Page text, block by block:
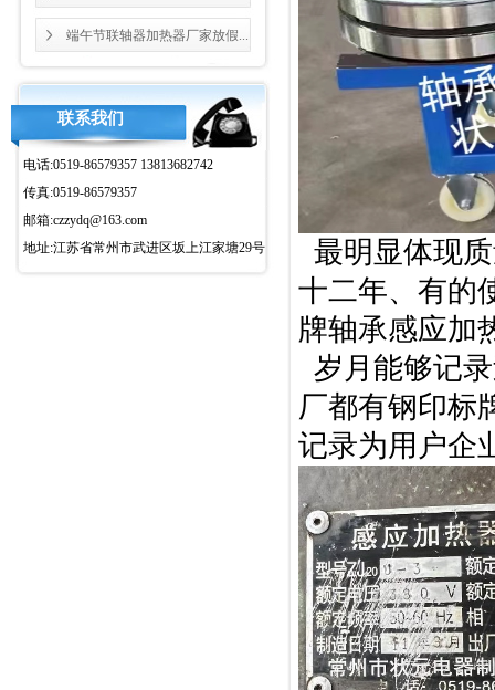
端午节联轴器加热器厂家放假...
联系我们
电话:0519-86579357 13813682742
传真:0519-86579357
邮箱:czzydq@163.com
地址:江苏省常州市武进区坂上江家塘29号
最明显体现
十二年、有的
牌轴承感应加
岁月能够记
厂都有钢印标
记录为用户企